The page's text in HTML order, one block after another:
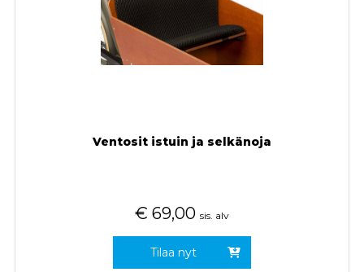
Ventosit istuin ja selkänoja
€ 69,00 sis. alv
Tilaa nyt